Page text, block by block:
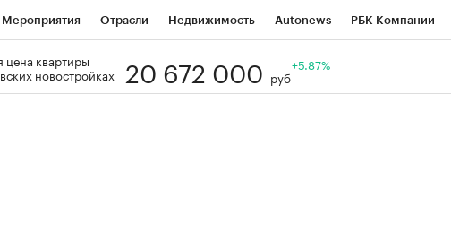
Мероприятия Отрасли Недвижимость Autonews РБК Компании
Визионеры
цена квартиры
новостройках
20 672 000 руб
+5.87%